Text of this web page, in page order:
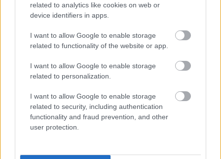
related to analytics like cookies on web or
device identifiers in apps.
I want to allow Google to enable storage
related to functionality of the website or app.
I want to allow Google to enable storage
related to personalization.
I want to allow Google to enable storage
related to security, including authentication
functionality and fraud prevention, and other
user protection.
TERMÉSZETFELETTI ERŐK ÉS ELFELEDETT
TITKOK: ITT A SHELBY OAKS – A GONOSZ
SZÁGULDÁS, SÁRKÁNYOK, ROSSZFIÚK – A NYÁR
10 LEGKEDVELTEBB MOZIJA MAGYARORSZÁGON